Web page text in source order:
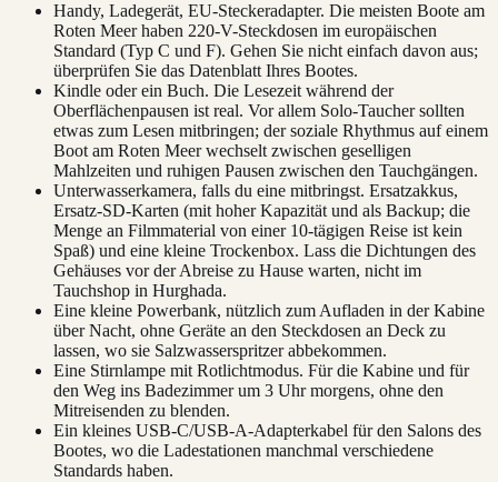
Handy, Ladegerät, EU-Steckeradapter. Die meisten Boote am
Roten Meer haben 220-V-Steckdosen im europäischen
Standard (Typ C und F). Gehen Sie nicht einfach davon aus;
überprüfen Sie das Datenblatt Ihres Bootes.
Kindle oder ein Buch. Die Lesezeit während der
Oberflächenpausen ist real. Vor allem Solo-Taucher sollten
etwas zum Lesen mitbringen; der soziale Rhythmus auf einem
Boot am Roten Meer wechselt zwischen geselligen
Mahlzeiten und ruhigen Pausen zwischen den Tauchgängen.
Unterwasserkamera, falls du eine mitbringst. Ersatzakkus,
Ersatz-SD-Karten (mit hoher Kapazität und als Backup; die
Menge an Filmmaterial von einer 10-tägigen Reise ist kein
Spaß) und eine kleine Trockenbox. Lass die Dichtungen des
Gehäuses vor der Abreise zu Hause warten, nicht im
Tauchshop in Hurghada.
Eine kleine Powerbank, nützlich zum Aufladen in der Kabine
über Nacht, ohne Geräte an den Steckdosen an Deck zu
lassen, wo sie Salzwasserspritzer abbekommen.
Eine Stirnlampe mit Rotlichtmodus. Für die Kabine und für
den Weg ins Badezimmer um 3 Uhr morgens, ohne den
Mitreisenden zu blenden.
Ein kleines USB-C/USB-A-Adapterkabel für den Salons des
Bootes, wo die Ladestationen manchmal verschiedene
Standards haben.